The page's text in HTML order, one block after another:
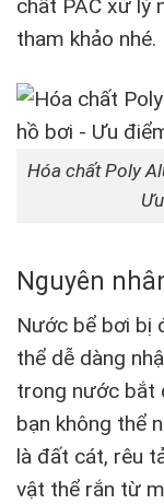
chất PAC xử lý
tham khảo nhé.
Hóa chất Poly
Nguyên
Nước bể bơi bị
thể dễ dàng
trong nước bắt
bạn không thể
là đất cát, rêu
vật thể rắn từ